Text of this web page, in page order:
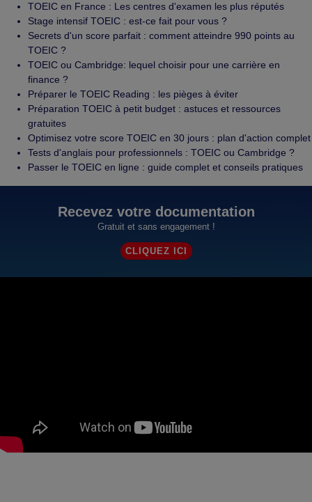
TOEIC en France : Les centres d'examen les plus réputés
Stage intensif TOEIC : est-ce fait pour vous ?
Secrets d'un score parfait : comment atteindre 990 points au
TOEIC ?
TOEIC ou Cambridge: lequel choisir pour une carrière en
finance ?
Préparer le TOEIC Reading : les pièges à éviter
Préparation TOEIC à petit budget : astuces et ressources
gratuites
Optimisez votre score TOEIC en 30 jours : plan d'action complet
Tests d'anglais pour professionnels : TOEIC ou Cambridge ?
Passer le TOEIC en ligne : guide complet et conseils pratiques
Recevez votre documentation
Gratuit et sans engagement !
CLIQUEZ ICI